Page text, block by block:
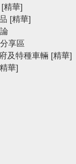
[精華]
[精華]
享區
及特種車輛 [精華]
華]